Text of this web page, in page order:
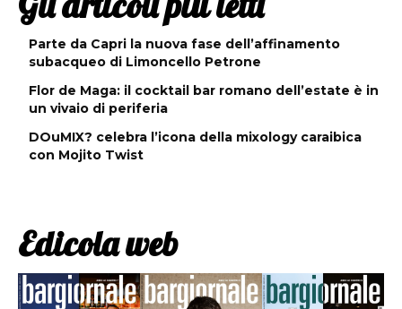
Parte da Capri la nuova fase dell’affinamento
subacqueo di Limoncello Petrone
Flor de Maga: il cocktail bar romano dell’estate è in
un vivaio di periferia
DOuMIX? celebra l’icona della mixology caraibica
con Mojito Twist
Edicola web